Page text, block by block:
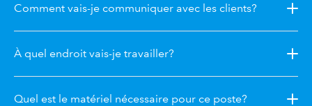
Comment vais-je communiquer avec les clients?
À quel endroit vais-je travailler?
Quel est le matériel nécessaire pour ce poste?